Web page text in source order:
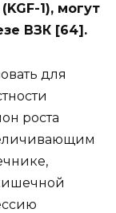
1), могут
ВЗК [64].
для
роста